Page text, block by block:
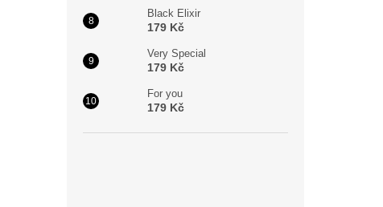
Black Elixir
179 Kč
Very Special
179 Kč
For you
179 Kč